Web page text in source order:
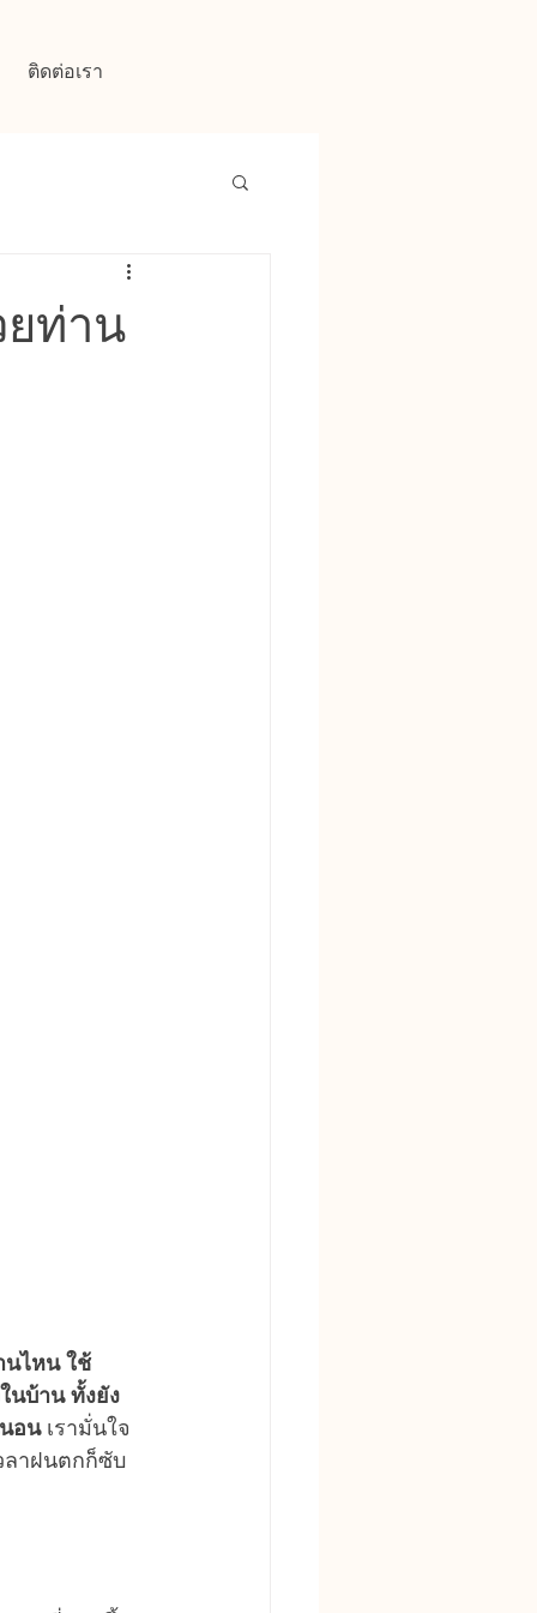
ติดต่อเรา
ยท่าน
นไหน ใช้
นบ้าน ทั้งยัง
อน เรามั่นใจ
ลาฝนตกก็ซับ